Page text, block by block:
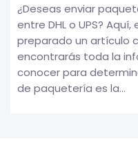
¿Deseas enviar
entre DHL o UPS?
preparado un artículo
encontrarás toda la
conocer para
de paquetería es la...